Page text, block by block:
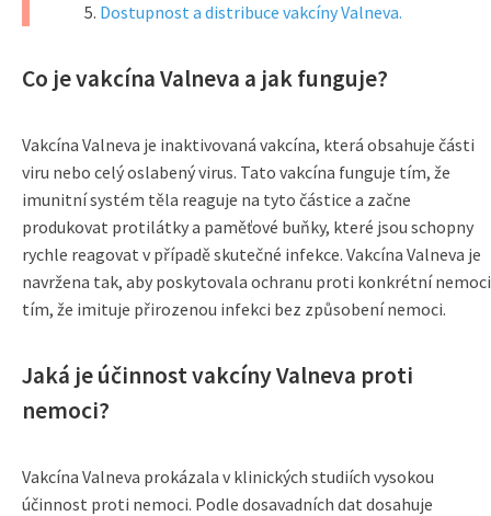
Dostupnost a distribuce vakcíny Valneva.
Co je vakcína Valneva a jak funguje?
Vakcína Valneva je inaktivovaná vakcína, která obsahuje části
viru nebo celý oslabený virus. Tato vakcína funguje tím, že
imunitní systém těla reaguje na tyto částice a začne
produkovat protilátky a paměťové buňky, které jsou schopny
rychle reagovat v případě skutečné infekce. Vakcína Valneva je
navržena tak, aby poskytovala ochranu proti konkrétní nemoci
tím, že imituje přirozenou infekci bez způsobení nemoci.
Jaká je účinnost vakcíny Valneva proti
nemoci?
Vakcína Valneva prokázala v klinických studiích vysokou
účinnost proti nemoci. Podle dosavadních dat dosahuje